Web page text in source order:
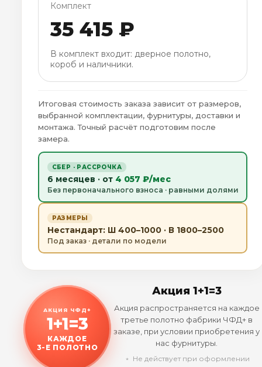
Комплект
35 415 ₽
В комплект входит: дверное полотно,
короб и наличники.
Итоговая стоимость заказа зависит от размеров,
выбранной комплектации, фурнитуры, доставки и
монтажа. Точный расчёт подготовим после
замера.
СБЕР · РАССРОЧКА
6 месяцев · от 4 057 ₽/мес
Без первоначального взноса · равными долями
РАЗМЕРЫ
Нестандарт: Ш 400–1000 · В 1800–2500
Под заказ · детали по модели
АКЦИЯ ЧФД+
1+1=3
КАЖДОЕ
3-Е ПОЛОТНО
Акция 1+1=3
Акция распространяется на каждое
третье полотно фабрики ЧФД+ в
заказе, при условии приобретения у
нас фурнитуры.
﹡ Не действует при оформлении